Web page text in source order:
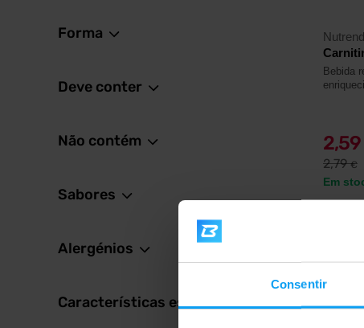
Consentir
Forma
Deve conter
Não contém
Sabores
Alergénios
Características especiais
Nutrend
Bebida
2,59
2,79€
Em